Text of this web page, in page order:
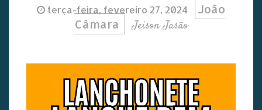
terça-feira, fevereiro 27, 2024
João
Câmara
Jeison Jasão